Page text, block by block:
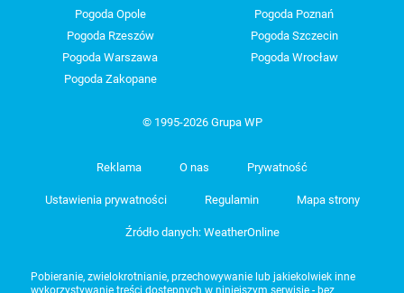
Pogoda Opole
Pogoda Poznań
Pogoda Rzeszów
Pogoda Szczecin
Pogoda Warszawa
Pogoda Wrocław
Pogoda Zakopane
© 1995-2026 Grupa WP
Reklama O nas Prywatność
Ustawienia prywatności Regulamin Mapa strony
Źródło danych: WeatherOnline
Pobieranie, zwielokrotnianie, przechowywanie lub jakiekolwiek inne
wykorzystywanie treści dostępnych w niniejszym serwisie - bez